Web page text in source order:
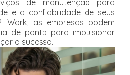
de manutenção para
e a confiabilidade de seus
Work, as empresas podem
de ponta para impulsionar
o sucesso.